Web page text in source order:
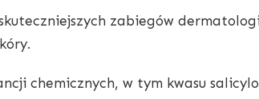
zabiegów
chemicznych, w tym kwasu